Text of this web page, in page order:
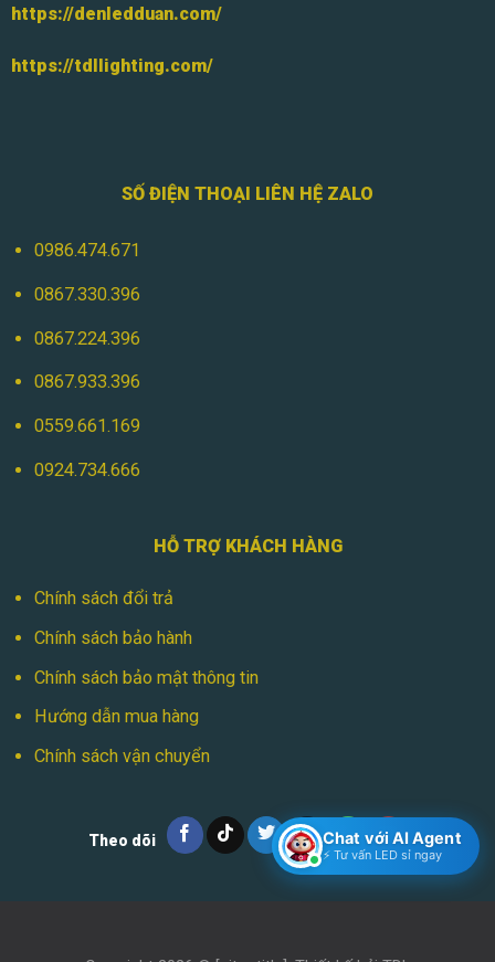
https://denledduan.com/
https://tdllighting.com/
SỐ ĐIỆN THOẠI LIÊN HỆ ZALO
0986.474.671
0867.330.396
0867.224.396
0867.933.396
0559.661.169
0924.734.666
HỖ TRỢ KHÁCH HÀNG
Chính sách đổi trả
Chính sách bảo hành
Chính sách bảo mật thông tin
Hướng dẫn mua hàng
Chính sách vận chuyển
Theo dõi Chat với AI Agent
⚡ Tư vấn LED sỉ ngay